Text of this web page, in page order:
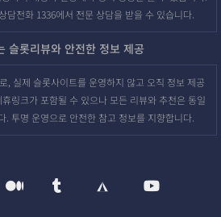
담전화 1336에서 전문 상담을 받을 수 있습니다.
슬롯리뷰와 안전한 정보 제공
, 실제 슬롯사이트를 운영하지 않고 오직 정보 제공
링크가 포함될 수 있으나 모든 리뷰와 추천은 동일
. 투명 운영으로 안전한 참고 정보를 지향합니다.